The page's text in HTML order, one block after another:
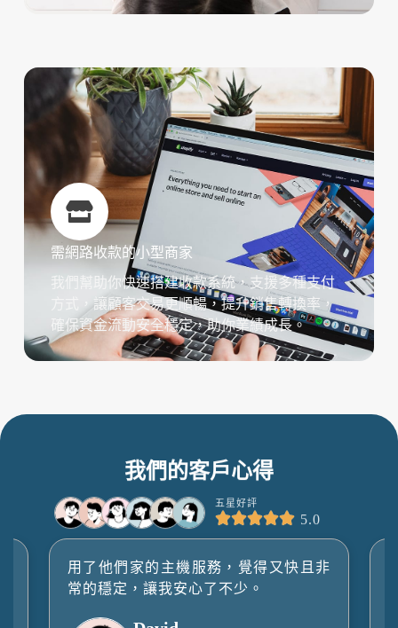
需網路收款的小型商家
我們幫助你快速搭建收款系統，支援多種支付
方式，讓顧客交易更順暢，提升銷售轉換率，
確保資金流動安全穩定，助你業績成長。
我們的客戶心得
五星好評
5.0
用了他們家的主機服務，覺得又快且非
常的穩定，讓我安心了不少。